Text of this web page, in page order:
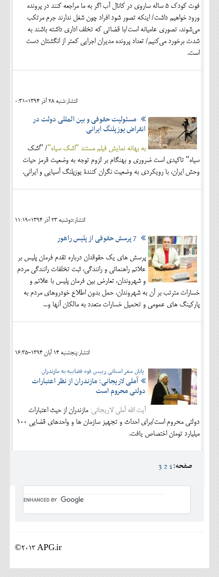
فوت کودک 5 ساله ساروی در کانال آب اگر به ما مراجعه کنند در پرونده
ورود خواهیم داشت/ اینکه تصور شود افراد چون شغل ندارند جرم مرتکب
می‌شوند، تصوری عامیانه است/با قضاتی که تخلف اداری داشته باشند به
شدت برخورد می‌کنیم/ تعداد پرونده مدیران اجرایی کمتر از انگشتان دست
است.
انتشار:شنبه 28 آذر 1394-0:31
مسئولیت حقوقی و بین المللی دولت در
انقراض یوزپلنگ ایرانی
به بهانه نمایش فیلم مستند "اشک سیاه"/ "اشک
سیاه" تاکیدی است ضروری و بهنگام بر لزوم توجه به وضعیت قرمز حیات
وحش ایران، با رویکردی به وضعیت نگران کنندۀ یوزپلنگ آسیایی و ایرانی.
انتشار:دوشنبه 23 آذر 1394-11:19
7 پرسش حقوقی از پلیس راهور
پرسش های یک حقوقدان درباره تقدم فرمان پلیس بر
علائم راهنمائی و رانندگی، ثبت تخلفات رانندگی مردم
و شهروندان، تعارض بین فرمان پلیس با علائم و
خسارات مترتب بر آن به شهروندان، حمل بدون اطلاع خودروهای مردم به
پارکینگ های عمومی و تحمیل خسارات متعدد به مالکان آنها و...
انتشار:پنجشنبه 14 آبان 1394-16:35
پایان سفر استانی رییس قوه قضاییه به مازندران
آملی لاریجانی: مازندران از نظر اعتبارات
دولتی محروم است
آیت الله آملی لاریجانی: مازندران از حیث اعتبارات
دولتی محروم است/برای احداث و تجهیز سازمان ها و واحدهای قضایی 100
میلیارد تومان اختصاص یافت.
صفحه:1
2
3
©2013 APG.ir